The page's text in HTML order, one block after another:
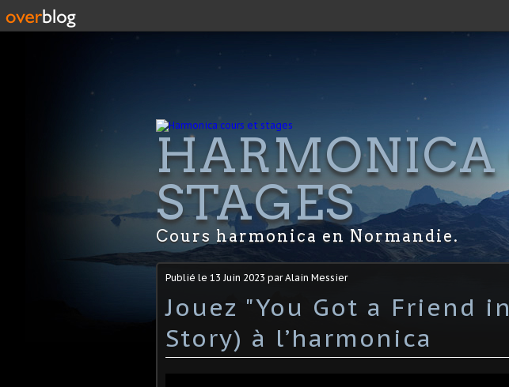
HARMONICA
STAGES
Cours harmonica en Normandie.
Publié le 13 Juin 2023 par Alain Messier
Jouez "You Got a Friend
Story) à l’harmonica